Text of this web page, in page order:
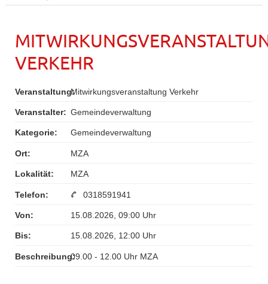
VERKEHR
Veranstaltung:Mitwirkungsveranstaltung Verkehr
Veranstalter: Gemeindeverwaltung
Kategorie: Gemeindeverwaltung
Ort: MZA
Lokalität: MZA
Telefon: 0318591941
Von: 15.08.2026, 09:00 Uhr
Bis: 15.08.2026, 12:00 Uhr
Beschreibung:09.00 - 12.00 Uhr MZA